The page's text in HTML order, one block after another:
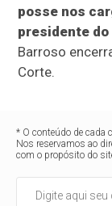
posse nos
presidente
Barroso
Corte.
* O conteúdo de cada
Nos reservamos ao
com o propósito do